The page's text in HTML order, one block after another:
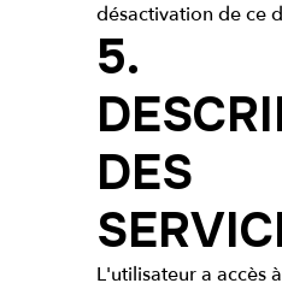
désactivation de ce
5.
DES
L'utilisateur a accès